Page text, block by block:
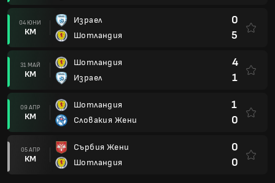
04 ЮНИ
КМ
Израел
Шотландия
0
5
31 МАЙ
КМ
Шотландия
Израел
4
1
09 АПР
КМ
Шотландия
Словакия Жени
1
0
05 АПР
КМ
Сърбия Жени
Шотландия
0
0